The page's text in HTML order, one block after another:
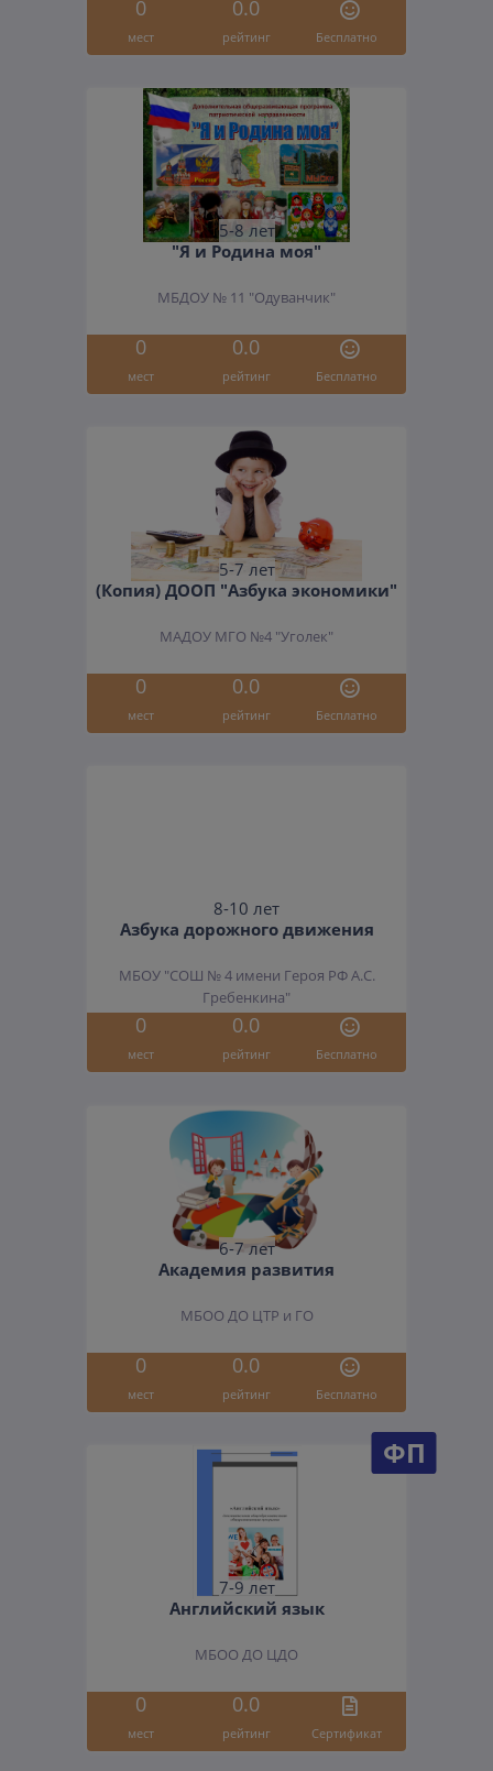
0 0.0
мест рейтинг Бесплатно
5-8 лет
"Я и Родина моя"
МБДОУ № 11 "Одуванчик"
0 0.0
мест рейтинг Бесплатно
5-7 лет
(Копия) ДООП "Азбука экономики"
МАДОУ МГО №4 "Уголек"
0 0.0
мест рейтинг Бесплатно
8-10 лет
Азбука дорожного движения
МБОУ "СОШ № 4 имени Героя РФ А.С.
Гребенкина"
0 0.0
мест рейтинг Бесплатно
6-7 лет
Академия развития
МБОО ДО ЦТР и ГО
0 0.0
мест рейтинг Бесплатно
ФП
7-9 лет
Английский язык
МБОО ДО ЦДО
0 0.0
мест рейтинг Cертификат